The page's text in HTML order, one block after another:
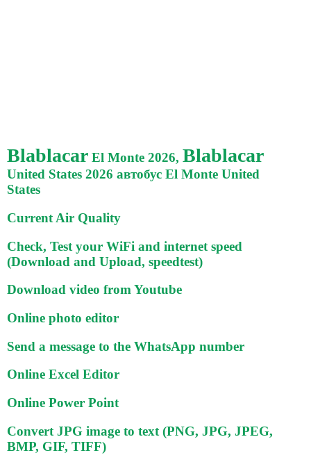
Blablacar El Monte 2026, Blablacar
United States 2026 автобус El Monte United
States
Current Air Quality
Check, Test your WiFi and internet speed
(Download and Upload, speedtest)
Download video from Youtube
Online photo editor
Send a message to the WhatsApp number
Online Excel Editor
Online Power Point
Convert JPG image to text (PNG, JPG, JPEG,
BMP, GIF, TIFF)